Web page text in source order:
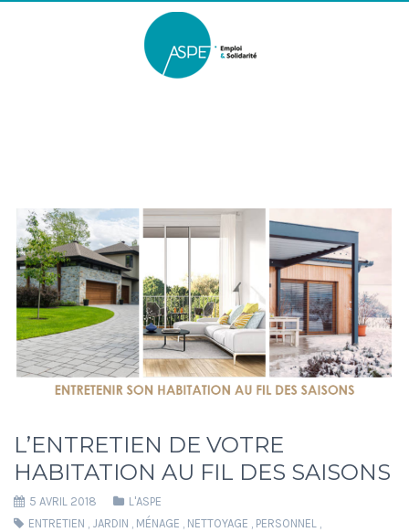
L’ENTRETIEN DE VOTRE
HABITATION AU FIL DES SAISONS
5 AVRIL 2018
L'ASPE
ENTRETIEN , JARDIN , MÉNAGE , NETTOYAGE , PERSONNEL ,